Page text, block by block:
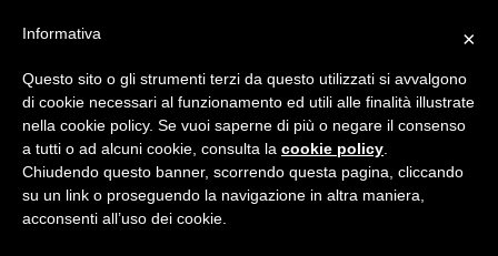
×
Informativa
Questo sito o gli strumenti terzi da questo utilizzati si avvalgono
di cookie necessari al funzionamento ed utili alle finalità illustrate
nella cookie policy. Se vuoi saperne di più o negare il consenso
a tutti o ad alcuni cookie, consulta la cookie policy
Chiudendo questo banner, scorrendo questa pagina, cliccando
su un link o proseguendo la navigazione in altra maniera,
acconsenti all’uso dei cookie.